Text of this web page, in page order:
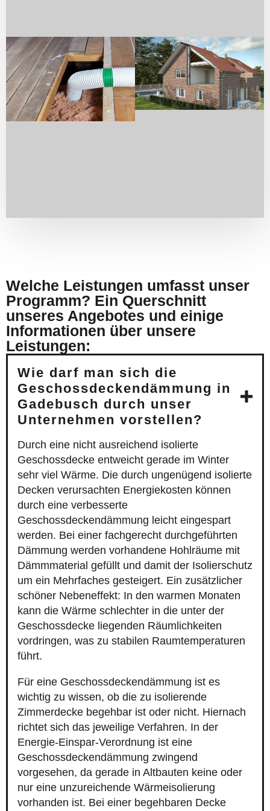
Welche Leistungen umfasst unser
Programm? Ein Querschnitt
unseres Angebotes und einige
Informationen über unsere
Leistungen:
Wie darf man sich die
Geschossdeckendämmung in
Gadebusch durch unser
Unternehmen vorstellen?
Durch eine nicht ausreichend isolierte
Geschossdecke entweicht gerade im Winter
sehr viel Wärme. Die durch ungenügend isolierte
Decken verursachten Energiekosten können
durch eine verbesserte
Geschossdeckendämmung leicht eingespart
werden. Bei einer fachgerecht durchgeführten
Dämmung werden vorhandene Hohlräume mit
Dämmmaterial gefüllt und damit der Isolierschutz
um ein Mehrfaches gesteigert. Ein zusätzlicher
schöner Nebeneffekt: In den warmen Monaten
kann die Wärme schlechter in die unter der
Geschossdecke liegenden Räumlichkeiten
vordringen, was zu stabilen Raumtemperaturen
führt.
Für eine Geschossdeckendämmung ist es
wichtig zu wissen, ob die zu isolierende
Zimmerdecke begehbar ist oder nicht. Hiernach
richtet sich das jeweilige Verfahren. In der
Energie-Einspar-Verordnung ist eine
Geschossdeckendämmung zwingend
vorgesehen, da gerade in Altbauten keine oder
nur eine unzureichende Wärmeisolierung
vorhanden ist. Bei einer begehbaren Decke